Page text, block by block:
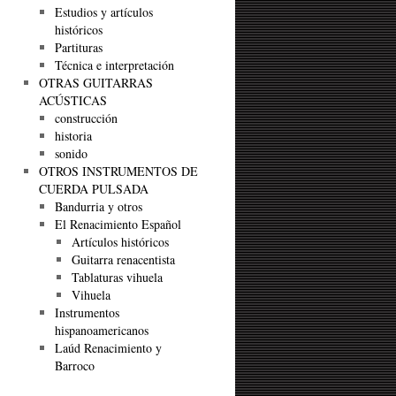
Estudios y artículos
históricos
Partituras
Técnica e interpretación
OTRAS GUITARRAS
ACÚSTICAS
construcción
historia
sonido
OTROS INSTRUMENTOS DE
CUERDA PULSADA
Bandurria y otros
El Renacimiento Español
Artículos históricos
Guitarra renacentista
Tablaturas vihuela
Vihuela
Instrumentos
hispanoamericanos
Laúd Renacimiento y
Barroco